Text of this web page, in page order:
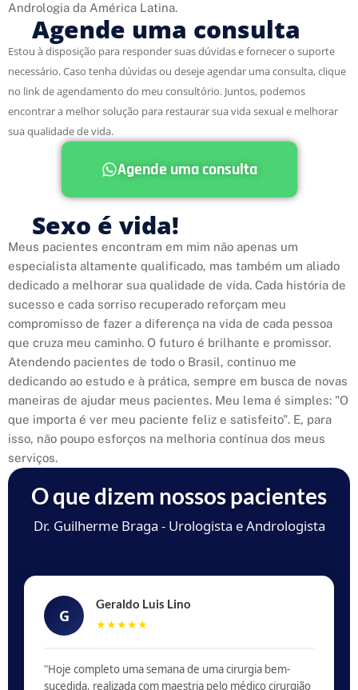
Andrologia da América Latina.
Agende uma consulta
Estou à disposição para responder suas dúvidas e fornecer o suporte
necessário. Caso tenha dúvidas ou deseje agendar uma consulta, clique
no link de agendamento do meu consultório. Juntos, podemos
encontrar a melhor solução para restaurar sua vida sexual e melhorar
sua qualidade de vida.
Agende uma consulta
Sexo é vida!
Meus pacientes encontram em mim não apenas um
especialista altamente qualificado, mas também um aliado
dedicado a melhorar sua qualidade de vida. Cada história de
sucesso e cada sorriso recuperado reforçam meu
compromisso de fazer a diferença na vida de cada pessoa
que cruza meu caminho. O futuro é brilhante e promissor.
Atendendo pacientes de todo o Brasil, continuo me
dedicando ao estudo e à prática, sempre em busca de novas
maneiras de ajudar meus pacientes. Meu lema é simples: "O
que importa é ver meu paciente feliz e satisfeito". E, para
isso, não poupo esforços na melhoria contínua dos meus
serviços.
O que dizem nossos pacientes
Dr. Guilherme Braga - Urologista e Andrologista
G
Geraldo Luis Lino
★★★★★
"Hoje completo uma semana de uma cirurgia bem-
sucedida, realizada com maestria pelo médico cirurgião